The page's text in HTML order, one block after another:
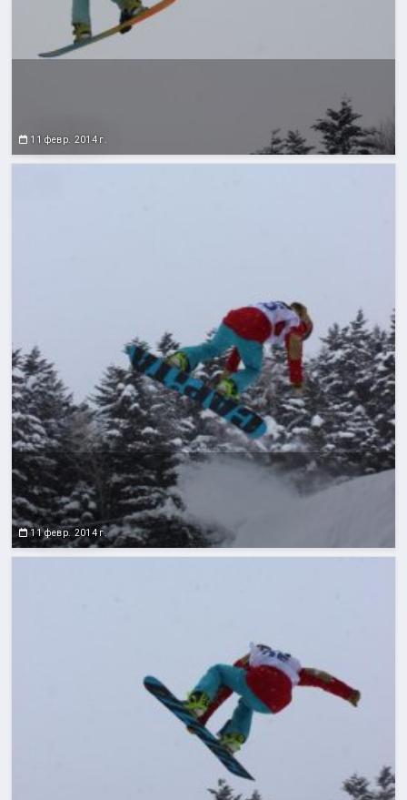
11 февр. 2014 г.
11 февр. 2014 г.